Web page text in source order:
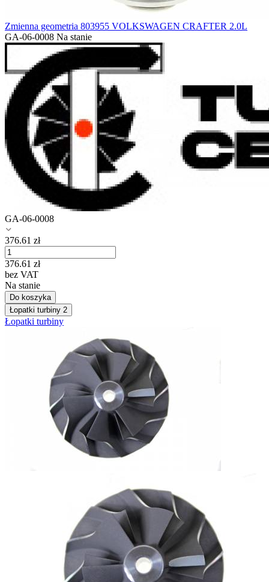
Zmienna geometria 803955 VOLKSWAGEN CRAFTER 2.0L
GA-06-0008 Na stanie
GA-06-0008
376.61 zł
376.61 zł
bez VAT
Na stanie
Do koszyka
Łopatki turbiny 2
Łopatki turbiny